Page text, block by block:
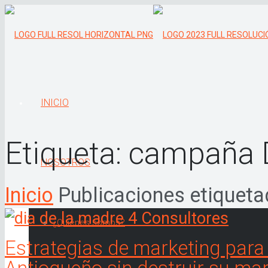
INICIO
NOSOTROS
¿Quiénes somos?
Etiqueta: campaña
Inicio Publicaciones
Estrategias de marketing